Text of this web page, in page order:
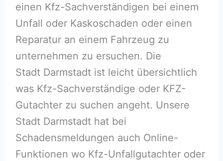
einen Kfz-Sachverständigen bei einem
Unfall oder Kaskoschaden oder einen
Reparatur an einem Fahrzeug zu
unternehmen zu ersuchen. Die
Stadt Darmstadt ist leicht übersichtlich
was Kfz-Sachverständige oder KFZ-
Gutachter zu suchen angeht. Unsere
Stadt Darmstadt hat bei
Schadensmeldungen auch Online-
Funktionen wo Kfz-Unfallgutachter oder